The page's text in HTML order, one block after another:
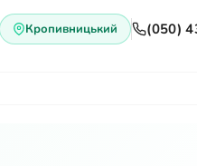
Кропивницький (050)